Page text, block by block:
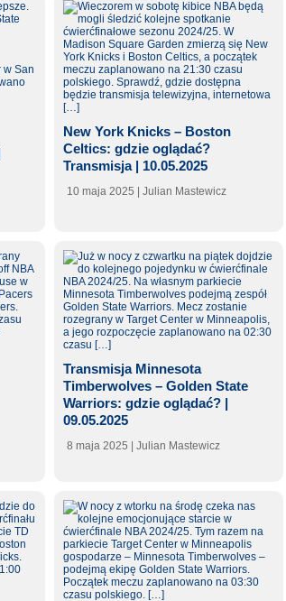
New York Knicks – Boston
Celtics: gdzie oglądać?
Transmisja | 10.05.2025
10 maja 2025 | Julian Mastewicz
Transmisja Minnesota
Timberwolves – Golden State
Warriors: gdzie oglądać? |
09.05.2025
8 maja 2025 | Julian Mastewicz